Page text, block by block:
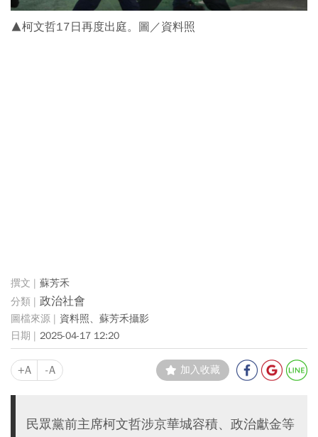
▲柯文哲17日再度出庭。圖／資料照
蘇芳禾
政治社會
資料照、蘇芳禾攝影
2025-04-17 12:20
+A -A 加入收藏
民眾黨前主席柯文哲涉京華城容積、政治獻金等